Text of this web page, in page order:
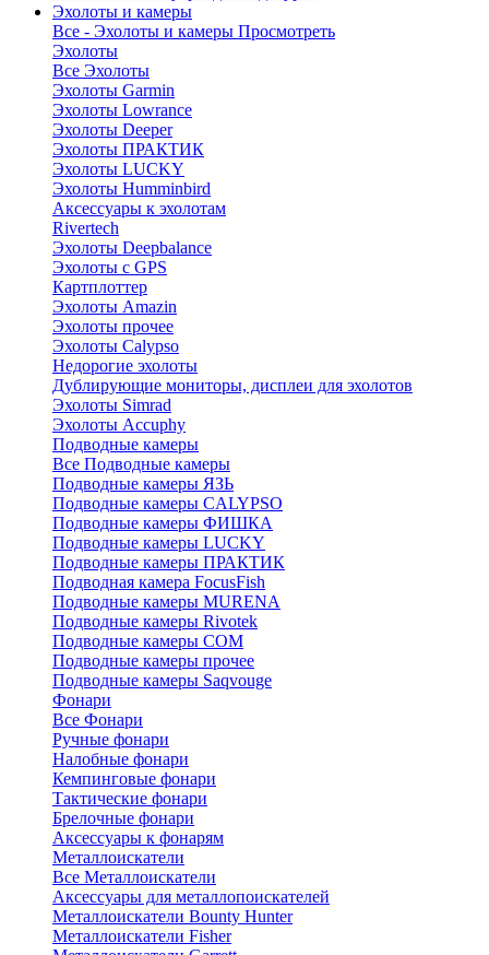
Эхолоты и камеры
Все - Эхолоты и камеры Просмотреть
Эхолоты
Все Эхолоты
Эхолоты Garmin
Эхолоты Lowrance
Эхолоты Deeper
Эхолоты ПРАКТИК
Эхолоты LUCKY
Эхолоты Humminbird
Аксессуары к эхолотам
Rivertech
Эхолоты Deepbalance
Эхолоты с GPS
Картплоттер
Эхолоты Amazin
Эхолоты прочее
Эхолоты Calypso
Недорогие эхолоты
Дублирующие мониторы, дисплеи для эхолотов
Эхолоты Simrad
Эхолоты Accuphy
Подводные камеры
Все Подводные камеры
Подводные камеры ЯЗЬ
Подводные камеры CALYPSO
Подводные камеры ФИШКА
Подводные камеры LUCKY
Подводные камеры ПРАКТИК
Подводная камера FocusFish
Подводные камеры MURENA
Подводные камеры Rivotek
Подводные камеры СОМ
Подводные камеры прочее
Подводные камеры Saqvouge
Фонари
Все Фонари
Ручные фонари
Налобные фонари
Кемпинговые фонари
Тактические фонари
Брелочные фонари
Аксессуары к фонарям
Металлоискатели
Все Металлоискатели
Аксессуары для металлопоискателей
Металлоискатели Bounty Hunter
Металлоискатели Fisher